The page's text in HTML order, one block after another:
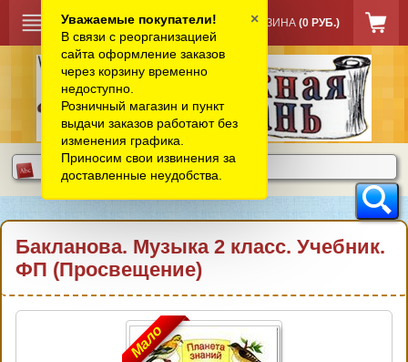
КОРЗИНА (0 РУБ.)
Бакланова. Музыка 2 класс. Учебник.
ФП (Просвещение)
Мало
Уважаемые покупатели!
В связи с реорганизацией
сайта оформление заказов
через корзину временно
недоступно.
Розничный магазин и пункт
выдачи заказов работают без
изменения графика.
Приносим свои извинения за
доставленные неудобства.
×